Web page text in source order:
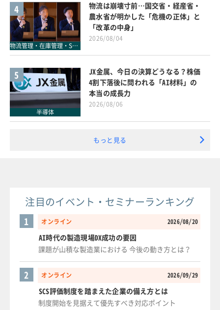
4
物流管理・在庫管理・SCM
物流は崩壊寸前…国交省・経産省・
農水省が明かした「危機の正体」と
「改革の中身」
2026/08/04
5
半導体
JX金属、今日の決算どうなる？株価
4割下落後に問われる「AI材料」の
本当の成長力
2026/08/06
もっと見る
注目のイベント・セミナーランキング
オンライン 2026/08/20
1
AI時代の製造現場DX成功の要因
課題が山積な製造業における 今後の動き方とは？
オンライン 2026/09/29
2
SCS評価制度を踏まえた企業の備え方とは
制度開始を見据えて優先すべき対応ポイント